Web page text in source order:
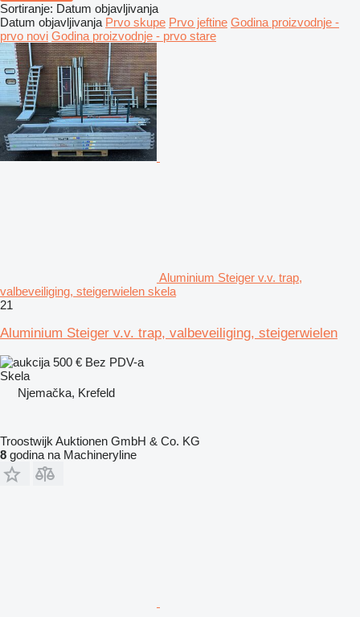
Sortiranje: Datum objavljivanja
Datum objavljivanja Prvo skupe Prvo jeftine Godina proizvodnje -
prvo novi Godina proizvodnje - prvo stare
Aluminium Steiger v.v. trap,
valbeveiliging, steigerwielen skela
21
Aluminium Steiger v.v. trap, valbeveiliging, steigerwielen
500 € Bez PDV-a
Skela
Njemačka, Krefeld
Troostwijk Auktionen GmbH & Co. KG
8 godina na Machineryline